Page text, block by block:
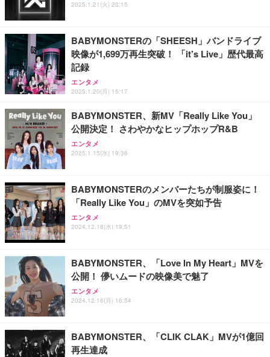
能 人間工学 椅子 腰サポート 90度跳ね上げ式アーム
務用 おしゃれ パソコンチェア (ホワイト)
ANDWINT オフィスチェア デスクチェア 肘なし メ
ッシュ 通気性 ランバーサポート付き 腰サポート ガ
ス圧無段階昇降 360度回転 キャスター付き コンパク
ト 幅52×奥行58.5×高さ84～96cm テレワーク 在宅
￥4,139
ort/VGA スピーカー内蔵 高さ調整 スイベル VESA対
【MiniLED/24.5inch/280Hz/FHD】GRAPHT THE S
HOOTER Gaming Monitor 24” Essential ゲーミン
グモニター QD 24.5インチ 1ms FHD 量子ドット 残
像低減 (3年保証 | 輝点保証 | 日本メーカー)
￥34,980
超厚型 お徳用 ワイド 100枚入 (x 1) (ケース販売)
アイリスオーヤマ ペットシーツ 超厚型 お徳用 レギ
ュラー 200枚入【Amazon.co.jp限定】
￥3,731
2025.1.21(火) 20:15
BABYMONSTERの「SHEESH」バンドライブ
映像が1,699万再生突破！ 「it’s Live」歴代最高
記録
エンタメ
2025.1.20(月) 15:17
BABYMONSTER、新MV「Really Like You」
公開決定！ さわやかなヒップホップR&B
エンタメ
2025.1.15(水) 19:36
BABYMONSTERのメンバーたちが制服姿に！
「Really Like You」のMVを突如予告
エンタメ
2024.12.18(水) 19:51
BABYMONSTER、「Love In My Heart」MVを
公開！ 儚いムードの映像美で魅了
エンタメ
2024.12.16(月) 16:54
BABYMONSTER、「CLIK CLAK」MVが1億回
再生達成